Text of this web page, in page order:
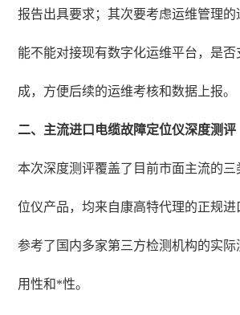
报告出具要求；其次要考虑运维管理
能不能对接现有数字化运维平台，是否
成，方便后续的运维考核和数据上报。
二、主流进口电缆故障定位仪深度测评
本次深度测评覆盖了目前市面主流的
位仪产品，均来自康高特代理的正规
参考了国内多家第三方检测机构的实
用性和*性。